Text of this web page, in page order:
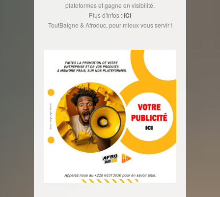
plateformes et gagne en visibilité.
Plus d'infos :ICI
ToutBaigne & Afroduc, pour mieux vous servir !